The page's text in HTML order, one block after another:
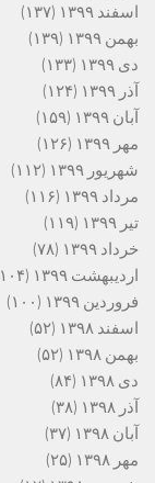
اسفند ۱۳۹۹
(۱۳۷)
بهمن ۱۳۹۹
(۱۳۹)
دی ۱۳۹۹
(۱۳۳)
آذر ۱۳۹۹
(۱۲۴)
آبان ۱۳۹۹
(۱۵۹)
مهر ۱۳۹۹
(۱۲۶)
شهریور ۱۳۹۹
(۱۱۲)
مرداد ۱۳۹۹
(۱۱۶)
تیر ۱۳۹۹
(۱۱۹)
خرداد ۱۳۹۹
(۷۸)
اردیبهشت ۱۳۹۹
(۱۰۴)
فروردین ۱۳۹۹
(۱۰۰)
اسفند ۱۳۹۸
(۵۲)
بهمن ۱۳۹۸
(۵۲)
دی ۱۳۹۸
(۸۴)
آذر ۱۳۹۸
(۳۸)
آبان ۱۳۹۸
(۳۷)
مهر ۱۳۹۸
(۲۵)